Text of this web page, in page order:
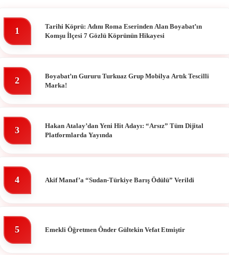
1
Tarihi Köprü: Adını Roma Eserinden Alan Boyabat’ın
Komşu İlçesi 7 Gözlü Köprünün Hikayesi
2
Boyabat’ın Gururu Turkuaz Grup Mobilya Artık Tescilli
Marka!
3
Hakan Atalay’dan Yeni Hit Adayı: “Arsız” Tüm Dijital
Platformlarda Yayında
4 Akif Manaf’a “Sudan-Türkiye Barış Ödülü” Verildi
5 Emekli Öğretmen Ônder Gültekin Vefat Etmiştir